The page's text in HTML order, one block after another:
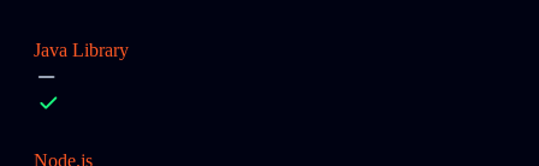
Java Library
Node.js